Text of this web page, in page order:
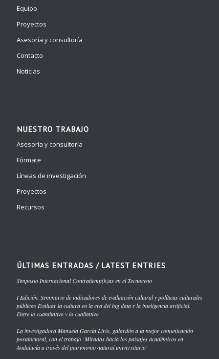
Equipo
Proyectos
Asesoría y consultoría
Contacto
Noticias
NUESTRO TRABAJO
Asesoría y consultoría
Fórmate
Líneas de investigación
Proyectos
Recursos
ÚLTIMAS ENTRADAS / LATEST ENTRIES
Simposio Internacional Contratiemp(h)as en el Tecnoceno
I Edición. Seminario de indicadores de evaluación cultural y políticas culturales
públicas Evaluar la cultura en la era del big data y la inteligencia artificial.
Entre lo cuantitativo y lo cualitativo
La investigadora Manuela García Lirio, galardón a la mejor comunicación
postdoctoral, con el trabajo ‘Miradas hacia los paisajes académicos en
Andalucía a través del patrimonio natural universitario’